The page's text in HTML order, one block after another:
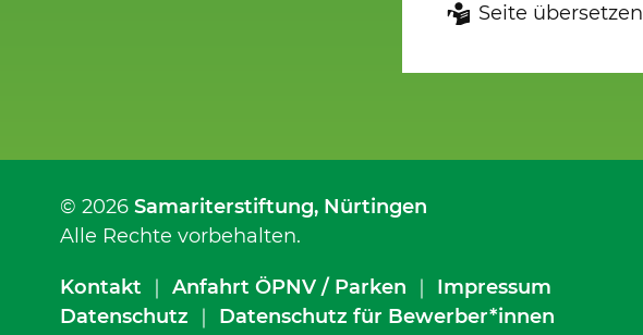
Seite übersetzen
© 2026 Samariterstiftung, Nürtingen
Alle Rechte vorbehalten.
Kontakt ｜ Anfahrt ÖPNV / Parken ｜ Impressum
Datenschutz ｜ Datenschutz für Bewerber*innen